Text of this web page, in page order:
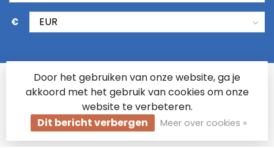
€
Door het gebruiken van onze website, ga je
akkoord met het gebruik van cookies om onze
website te verbeteren.
Dit bericht verbergen
Meer over cookies »